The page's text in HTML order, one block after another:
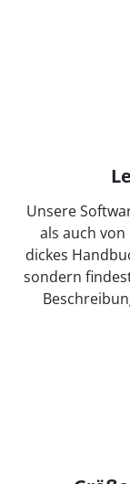
Unsere
als auch
dickes
sondern